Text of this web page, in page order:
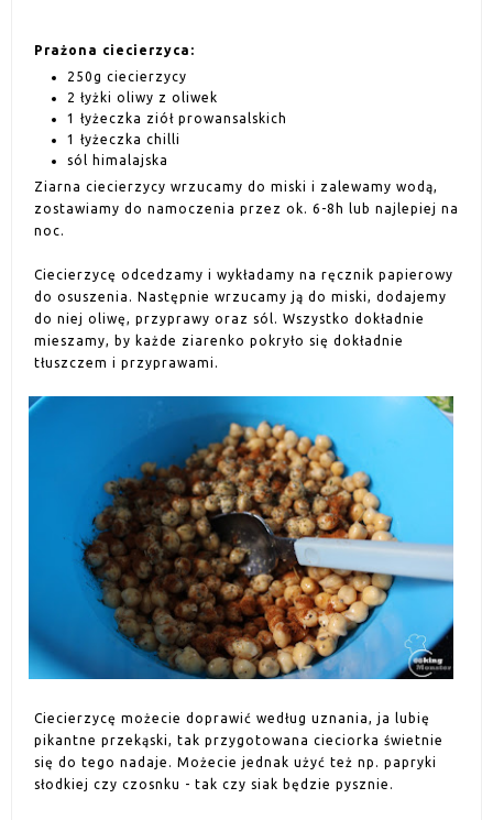
Prażona ciecierzyca:
250g ciecierzycy
2 łyżki oliwy z oliwek
1 łyżeczka ziół prowansalskich
1 łyżeczka chilli
sól himalajska
Ziarna ciecierzycy wrzucamy do miski i zalewamy wodą,
zostawiamy do namoczenia przez ok. 6-8h lub najlepiej na
noc.
Ciecierzycę odcedzamy i wykładamy na ręcznik papierowy
do osuszenia. Następnie wrzucamy ją do miski, dodajemy
do niej oliwę, przyprawy oraz sól. Wszystko dokładnie
mieszamy, by każde ziarenko pokryło się dokładnie
tłuszczem i przyprawami.
Ciecierzycę możecie doprawić według uznania, ja lubię
pikantne przekąski, tak przygotowana cieciorka świetnie
się do tego nadaje. Możecie jednak użyć też np. papryki
słodkiej czy czosnku - tak czy siak będzie pysznie.